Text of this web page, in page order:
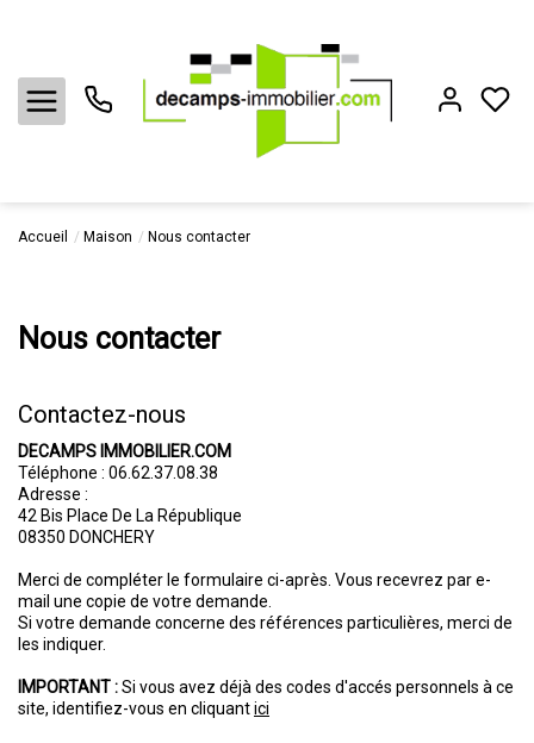
Louer
Biens vendus
Estimation
Notre agence
Contact
Accueil Maison Nous contacter
Nous contacter
Contactez-nous
DECAMPS IMMOBILIER.COM
Téléphone : 06.62.37.08.38
Adresse :
42 Bis Place De La République
08350 DONCHERY
Merci de compléter le formulaire ci-après. Vous recevrez par e-
mail une copie de votre demande.
Si votre demande concerne des références particulières, merci de
les indiquer.
IMPORTANT :Si vous avez déjà des codes d'accés personnels à ce
site, identifiez-vous en cliquantici